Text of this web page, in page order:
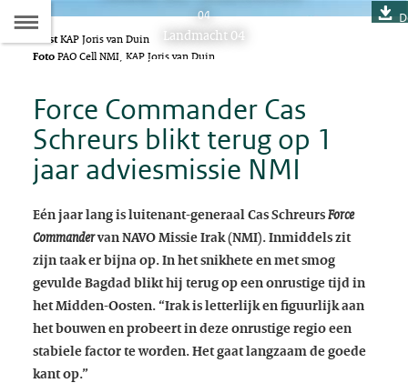
04
Dit
artikel
Landmacht 04
TekstKAP Joris van Duin
FotoPAO Cell NMI, KAP Joris van Duin
Force Commander Cas
Schreurs blikt terug op 1
jaar adviesmissie NMI
Eén jaar lang is luitenant-generaal Cas SchreursForce
Commandervan NAVO Missie Irak (NMI). Inmiddels zit
zijn taak er bijna op. In het snikhete en met smog
gevulde Bagdad blikt hij terug op een onrustige tijd in
het Midden-Oosten. “Irak is letterlijk en figuurlijk aan
het bouwen en probeert in deze onrustige regio een
stabiele factor te worden. Het gaat langzaam de goede
kant op.”
Naar
de